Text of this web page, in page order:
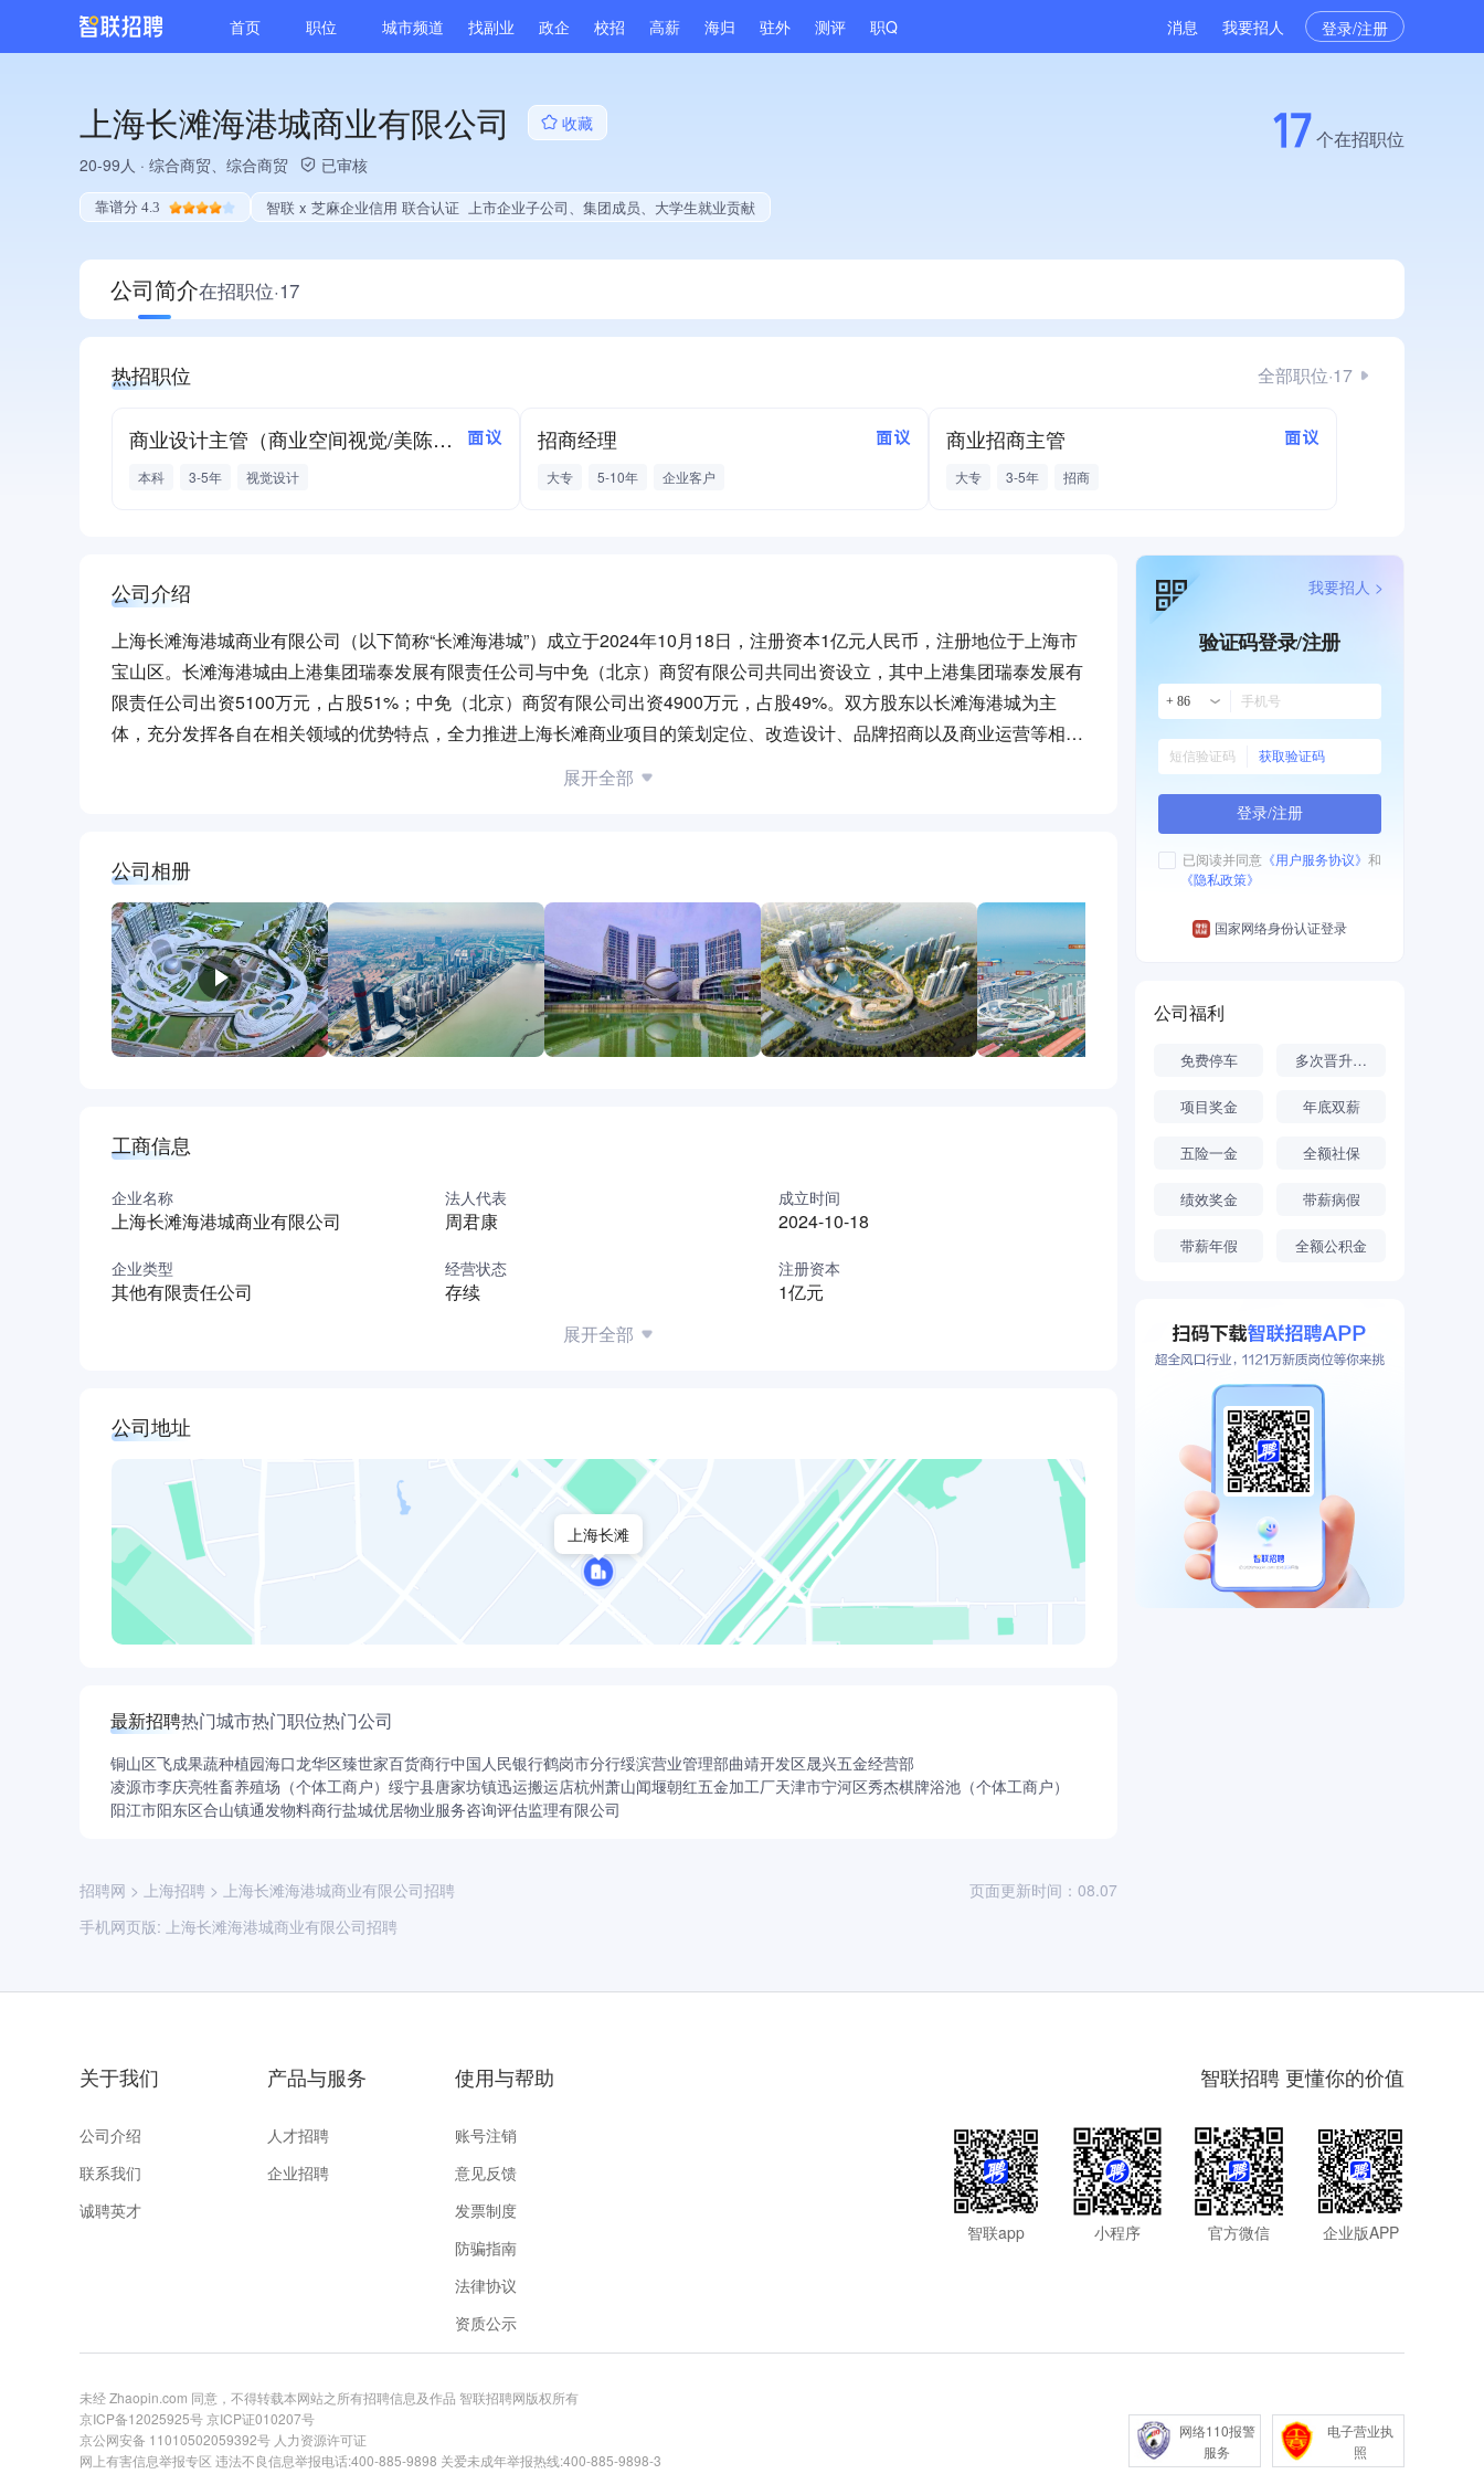
首页 职位 城市频道 找副业 政企 校招 高薪 海归 驻外 测评 职Q 消息 我要招人 登录/注册
上海长滩海港城商业有限公司
收藏
20-99人 · 综合商贸、综合商贸 已审核
靠谱分 4.3 智联 x 芝麻企业信用 联合认证 上市企业子公司、集团成员、大学生就业贡献
17个在招职位
公司简介在招职位·17
热招职位 全部职位·17
商业设计主管（商业空间视觉/美陈品牌方向） 面议
本科 3-5年 视觉设计
招商经理 面议
大专 5-10年 企业客户
商业招商主管 面议
大专 3-5年 招商
公司介绍
上海长滩海港城商业有限公司（以下简称“长滩海港城”）成立于2024年10月18日，注册资本1亿元人民币，注册地位于上海市
宝山区。长滩海港城由上港集团瑞泰发展有限责任公司与中免（北京）商贸有限公司共同出资设立，其中上港集团瑞泰发展有
限责任公司出资5100万元，占股51%；中免（北京）商贸有限公司出资4900万元，占股49%。双方股东以长滩海港城为主
体，充分发挥各自在相关领域的优势特点，全力推进上海长滩商业项目的策划定位、改造设计、品牌招商以及商业运营等相关
工作，力争将项目打造为以“免税+奥莱+体验”为核心驱动业态的城市微度假地标。核心项目定位与体量：中免海港城奥特莱斯
是由上港集团开发建设，中免集团负责招商运营的大型商业综合体。项目位于上海宝山长滩滨江综合服务区，总体量18 万
免税店，承接邮轮港客流，商品丰富业态多样奥莱旗舰：北上海最大精品奥莱，推动文商旅一体化发展沉浸演艺：长滩之眼
+水幕灯光秀，全国最大球体影院+水系演绎度假体验：西游主题亲子塔、千座音乐厅及五星酒店，休闲氛围佳滨江地标：上海
北部最大滨江亲水商业体，1.75公里滨江步道+水上运动体验中心，形成“赛事+体验+旅游”多方式组合的度假模式前沿设计：
由英国Benoy设计公司设计，以“江豚逐浪”为设计灵感，地标性视觉形象主题空间：慢生活主题内装，营造高品质休闲商业氛
围
展开全部
公司相册
工商信息
企业名称
上海长滩海港城商业有限公司
法人代表
周君康
成立时间
2024-10-18
企业类型
其他有限责任公司
经营状态
存续
注册资本
1亿元
展开全部
公司地址
上海长滩
最新招聘热门城市热门职位热门公司
铜山区飞成果蔬种植园海口龙华区臻世家百货商行中国人民银行鹤岗市分行绥滨营业管理部曲靖开发区晟兴五金经营部
凌源市李庆亮牲畜养殖场（个体工商户） 绥宁县唐家坊镇迅运搬运店杭州萧山闻堰朝红五金加工厂天津市宁河区秀杰棋牌浴池（个体工商户）
阳江市阳东区合山镇通发物料商行盐城优居物业服务咨询评估监理有限公司
招聘网 > 上海招聘 > 上海长滩海港城商业有限公司招聘
手机网页版: 上海长滩海港城商业有限公司招聘
页面更新时间：08.07
验证码登录/注册
+ 86
获取验证码
登录/注册
已阅读并同意 《用户服务协议》 和
《隐私政策》
国家网络身份认证登录
我要招人 >
公司福利
免费停车 多次晋升机会
项目奖金 年底双薪
五险一金 全额社保
绩效奖金 带薪病假
带薪年假 全额公积金
关于我们
公司介绍
联系我们
诚聘英才
产品与服务
人才招聘
企业招聘
使用与帮助
账号注销
意见反馈
发票制度
防骗指南
法律协议
资质公示
智联招聘 更懂你的价值
智联app 小程序 官方微信 企业版APP
未经 Zhaopin.com 同意，不得转载本网站之所有招聘信息及作品 智联招聘网版权所有
京ICP备12025925号京ICP证010207号
京公网安备 11010502059392号 人力资源许可证
网上有害信息举报专区 违法不良信息举报电话:400-885-9898 关爱未成年举报热线:400-885-9898-3
网络110报警
服务
电子营业执
照